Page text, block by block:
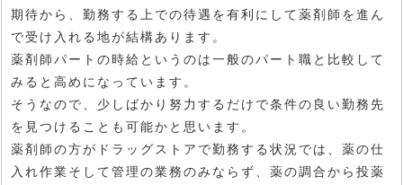
期待から、勤務する上での待遇を有利にして薬剤師を進ん
で受け入れる地が結構あります。
薬剤師パートの時給というのは一般のパート職と比較して
みると高めになっています。
そうなので、少しばかり努力するだけで条件の良い勤務先
を見つけることも可能かと思います。
薬剤師の方がドラッグストアで勤務する状況では、薬の仕
入れ作業そして管理の業務のみならず、薬の調合から投薬